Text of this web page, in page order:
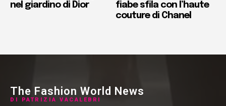
nel giardino di Dior
fiabe sfila con l’haute
couture di Chanel
The Fashion World News
DI PATRIZIA VACALEBRI